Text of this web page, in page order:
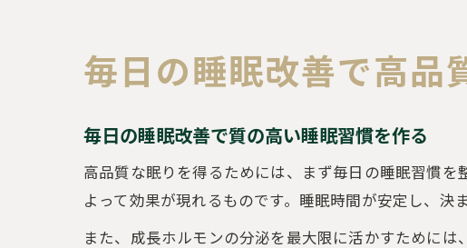
質の
快眠
毎日の睡眠改善で高品
毎日の睡眠改善で質の高い睡眠習慣を作る
高品質な眠りを得るためには、まず毎日の睡眠習慣
よって効果が現れるものです。睡眠時間が安定し、決
また、成長ホルモンの分泌を最大限に活かすために